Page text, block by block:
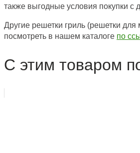
также выгодные условия покупки с
Другие решетки гриль (решетки
посмотреть в нашем каталоге по
С этим товаром